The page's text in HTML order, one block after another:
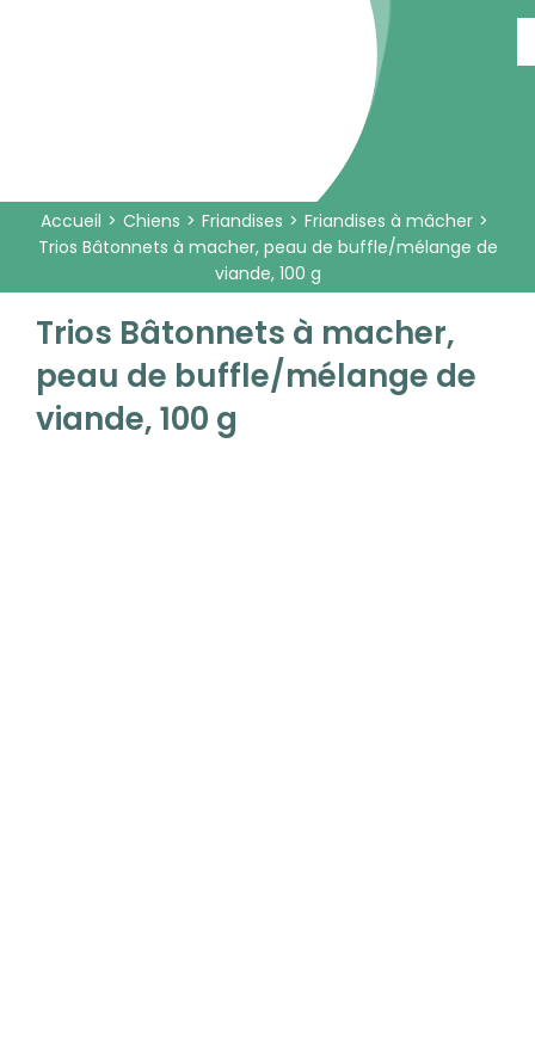
Accueil Chiens Friandises
Friandises à mâcher
Trios Bâtonnets à macher, peau de buffle/mélange de
viande, 100 g
Trios Bâtonnets à macher,
peau de buffle/mélange de
viande, 100 g